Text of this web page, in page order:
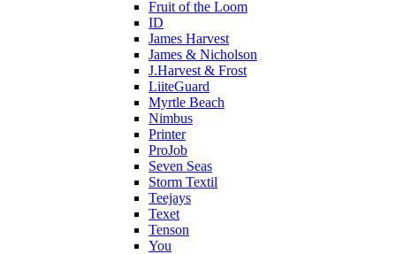
Fruit of the Loom
ID
James Harvest
James & Nicholson
J.Harvest & Frost
LiiteGuard
Myrtle Beach
Nimbus
Printer
ProJob
Seven Seas
Storm Textil
Teejays
Texet
Tenson
You